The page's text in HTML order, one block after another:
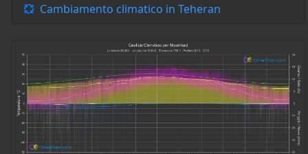
Cambiamento climatico in Teheran